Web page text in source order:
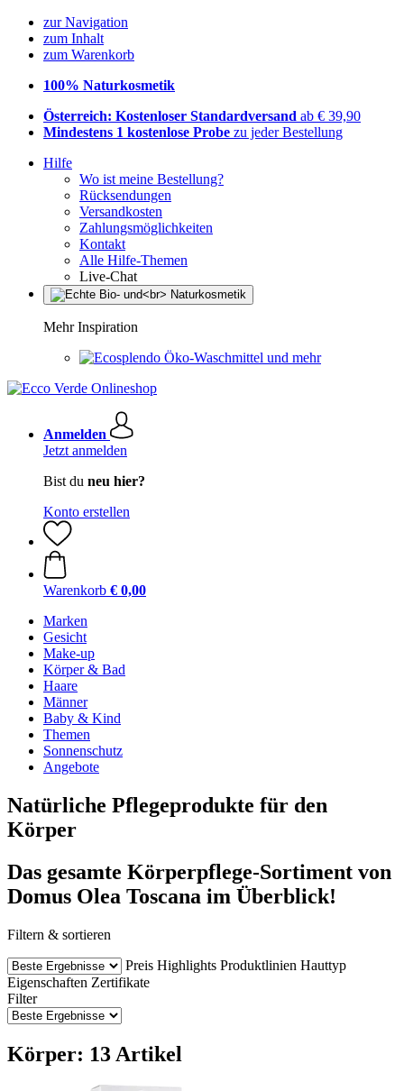
zur Navigation
zum Inhalt
zum Warenkorb
100% Naturkosmetik
Österreich: Kostenloser Standardversand ab € 39,90
Mindestens 1 kostenlose Probe zu jeder Bestellung
Hilfe
Wo ist meine Bestellung?
Rücksendungen
Versandkosten
Zahlungsmöglichkeiten
Kontakt
Alle Hilfe-Themen
Live-Chat
Mehr Inspiration
Öko-Waschmittel und mehr
Anmelden
Jetzt anmelden
Bist du neu hier?
Konto erstellen
Warenkorb € 0,00
Marken
Gesicht
Make-up
Körper & Bad
Haare
Männer
Baby & Kind
Themen
Sonnenschutz
Angebote
Natürliche Pflegeprodukte für den
Körper
Das gesamte Körperpflege-Sortiment von
Domus Olea Toscana im Überblick!
Filtern & sortieren
Preis Highlights Produktlinien Hauttyp
Eigenschaften Zertifikate
Filter
Körper: 13 Artikel